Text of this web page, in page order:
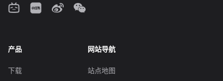
产品
下载
网站导航
站点地图